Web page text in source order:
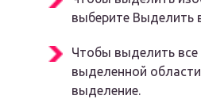
выберите Выделить
Чтобы выделить
выделенной
выделение.